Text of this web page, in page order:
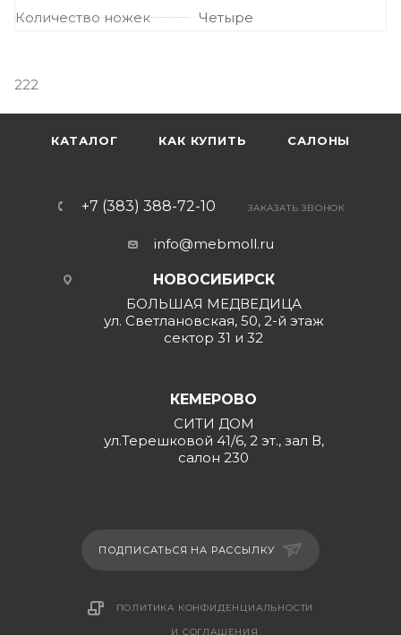
Количество ножек
Четыре
222
КАТАЛОГ КАК КУПИТЬ САЛОНЫ
+7 (383) 388-72-10 ЗАКАЗАТЬ ЗВОНОК
info@mebmoll.ru
НОВОСИБИРСК
БОЛЬШАЯ МЕДВЕДИЦА
ул. Светлановская, 50, 2-й этаж
сектор 31 и 32
КЕМЕРОВО
СИТИ ДОМ
ул.Терешковой 41/6, 2 эт., зал В,
салон 230
ПОДПИСАТЬСЯ НА РАССЫЛКУ
ПОЛИТИКА КОНФИДЕНЦИАЛЬНОСТИ
И СОГЛАШЕНИЯ